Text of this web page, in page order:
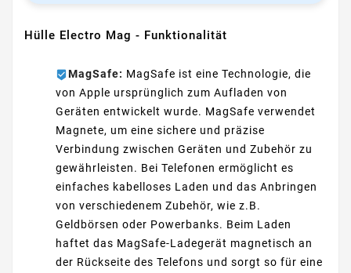
Hülle Electro Mag - Funktionalität
MagSafe: MagSafe ist eine Technologie, die
von Apple ursprünglich zum Aufladen von
Geräten entwickelt wurde. MagSafe verwendet
Magnete, um eine sichere und präzise
Verbindung zwischen Geräten und Zubehör zu
gewährleisten. Bei Telefonen ermöglicht es
einfaches kabelloses Laden und das Anbringen
von verschiedenem Zubehör, wie z.B.
Geldbörsen oder Powerbanks. Beim Laden
haftet das MagSafe-Ladegerät magnetisch an
der Rückseite des Telefons und sorgt so für eine